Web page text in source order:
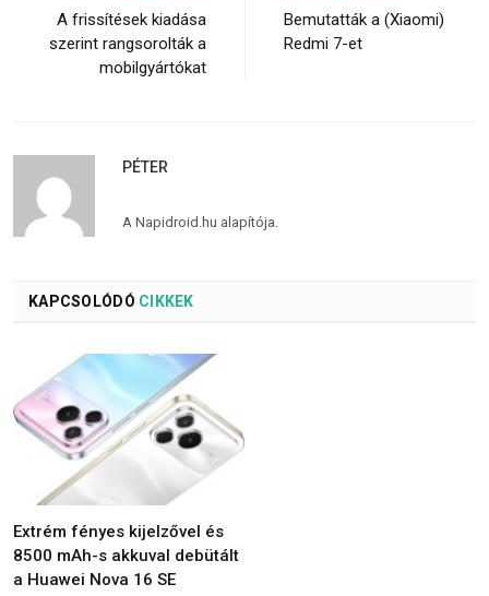
A frissítések kiadása
szerint rangsorolták a
mobilgyártókat
Bemutatták a (Xiaomi)
Redmi 7-et
PÉTER
A Napidroid.hu alapítója.
KAPCSOLÓDÓ CIKKEK
Extrém fényes kijelzővel és
8500 mAh-s akkuval debütált
a Huawei Nova 16 SE